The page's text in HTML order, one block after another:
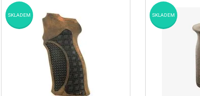
SKLADEM SKLADEM